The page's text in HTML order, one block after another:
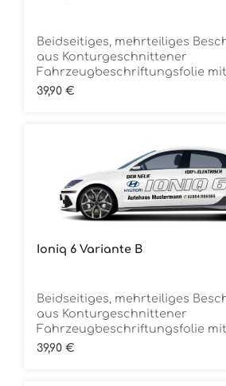
Beidseitiges, mehrteiliges
aus Konturgeschnittener
Fahrzeugbeschriftungsfolie mit
ÜbertragungstapeDie Folie ist
Regulärer Preis:
39,90 €
Ioniq 6 Variante B
Beidseitiges, mehrteiliges
aus Konturgeschnittener
Fahrzeugbeschriftungsfolie mit
ÜbertragungstapeDie Folie ist
Regulärer Preis:
39,90 €